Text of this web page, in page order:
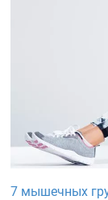
7 мышечных